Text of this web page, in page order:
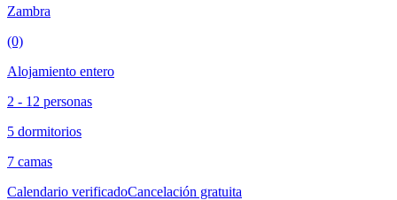
Zambra
(0)
Alojamiento entero
2 - 12 personas
5 dormitorios
7 camas
Calendario verificadoCancelación gratuita